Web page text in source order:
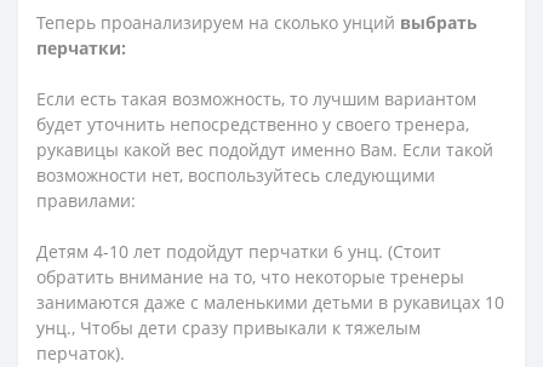
Теперь проанализируем на сколько унций выбрать
перчатки:
Если есть такая возможность, то лучшим вариантом
будет уточнить непосредственно у своего тренера,
рукавицы какой вес подойдут именно Вам. Если такой
возможности нет, воспользуйтесь следующими
правилами:
Детям 4-10 лет подойдут перчатки 6 унц. (Стоит
обратить внимание на то, что некоторые тренеры
занимаются даже с маленькими детьми в рукавицах 10
унц., Чтобы дети сразу привыкали к тяжелым
перчаток).